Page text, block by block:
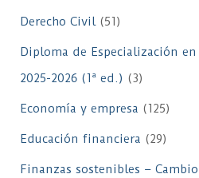
Derecho Civil(51)
Diploma de Especialización
2025-2026 (1ª ed.) (3)
Economía y empresa (125)
Educación financiera (29)
Finanzas sostenibles –